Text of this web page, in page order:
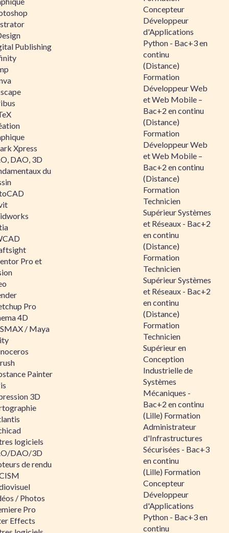
Publishing
Xpress
DAO, 3D
du
Pro et
Pro
4D
/ Maya
Painter
3D
logiciels
DAO/3D
de rendu
/ Photos
Pro
Effects
Concepteur
Développeur
d'Applications
Python - Bac+3 en
continu
(Distance)
Formation
Développeur Web
et Web Mobile –
Bac+2 en continu
(Distance)
Formation
Développeur Web
et Web Mobile –
Bac+2 en continu
(Distance)
Formation
Technicien
Supérieur Systèmes
et Réseaux - Bac+2
en continu
(Distance)
Formation
Technicien
Supérieur Systèmes
et Réseaux - Bac+2
en continu
(Distance)
Formation
Technicien
Supérieur en
Conception
Industrielle de
Systèmes
Mécaniques -
Bac+2 en continu
(Lille) Formation
Administrateur
d'Infrastructures
Sécurisées - Bac+3
en continu
(Lille) Formation
Concepteur
Développeur
d'Applications
Python - Bac+3 en
continu